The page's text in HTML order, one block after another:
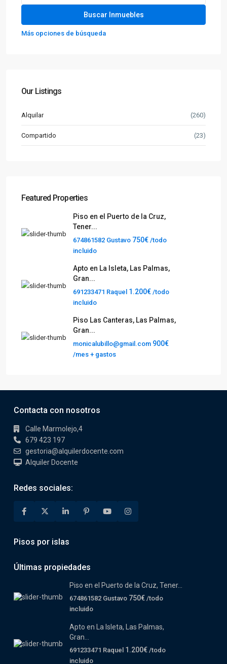
Más opciones de búsqueda
Our Listings
Alquilar (260)
Compartido (23)
Featured Properties
Piso en el Puerto de la Cruz,
Tener...
674861582 Gustavo 750€ /todo
incluido
Apto en La Isleta, Las Palmas,
Gran...
691233471 Raquel 1.200€ /todo
incluido
Piso Las Canteras, Las Palmas,
Gran...
monicalubillo@gmail.com 900€
/mes + gastos
Contacta con nosotros
Calle Marmolejo,4
679 423 197
gestoria@alquilerdocente.com
Alquiler Docente
Redes sociales:
Pisos por islas
Últimas propiedades
Piso en el Puerto de la Cruz, Tener...
674861582 Gustavo 750€ /todo
incluido
Apto en La Isleta, Las Palmas,
Gran...
691233471 Raquel 1.200€ /todo
incluido